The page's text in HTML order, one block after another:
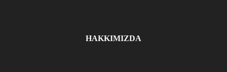
HAKKIMIZDA